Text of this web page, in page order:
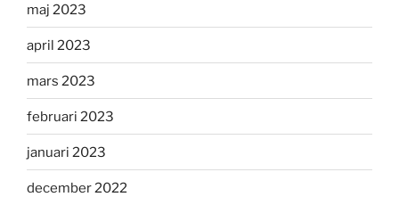
maj 2023
april 2023
mars 2023
februari 2023
januari 2023
december 2022